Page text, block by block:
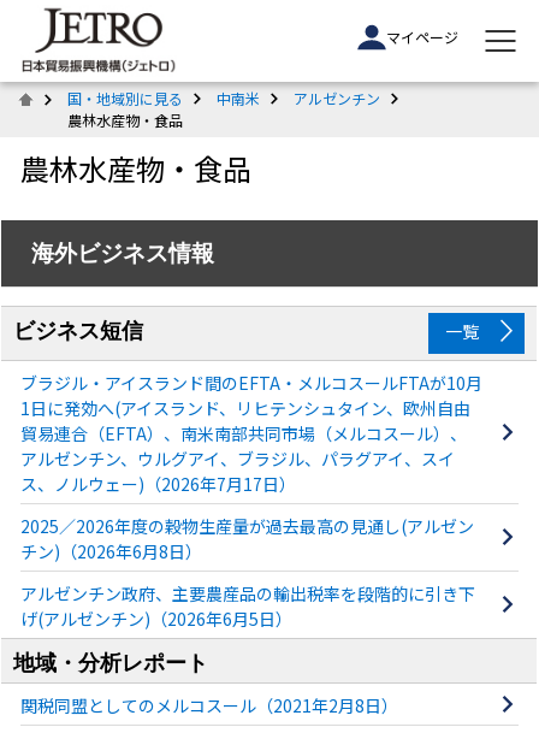
マイページ
国・地域別に見る 中南米
アルゼンチン
農林水産物・食品
農林水産物・食品
海外ビジネス情報
ビジネス短信 一覧
ブラジル・アイスランド間のEFTA・メルコスールFTAが10月
1日に発効へ(アイスランド、リヒテンシュタイン、欧州自由
貿易連合（EFTA）、南米南部共同市場（メルコスール）、
アルゼンチン、ウルグアイ、ブラジル、パラグアイ、スイ
ス、ノルウェー)（2026年7月17日）
2025／2026年度の穀物生産量が過去最高の見通し(アルゼン
チン)（2026年6月8日）
アルゼンチン政府、主要農産品の輸出税率を段階的に引き下
げ(アルゼンチン)（2026年6月5日）
地域・分析レポート
関税同盟としてのメルコスール（2021年2月8日）